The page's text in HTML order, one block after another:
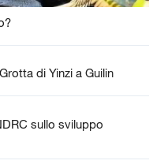
di Yinzi a Guilin
sullo sviluppo